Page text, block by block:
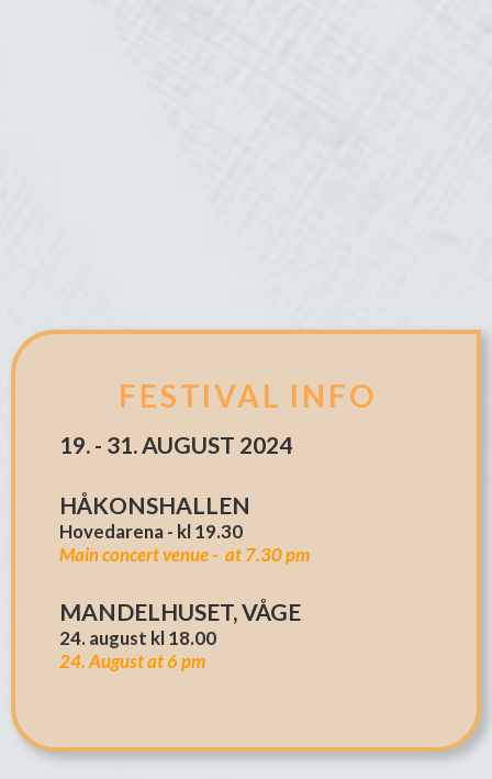
FESTIVAL INFO
19. - 31. AUGUST 2024
HÅKONSHALLEN
Hovedarena - kl 19.30
Main concert venue - at 7.30 pm
MANDELHUSET, VÅGE
24. august kl 18.00
24. August at 6 pm